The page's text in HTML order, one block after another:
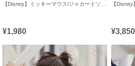
¥1,980
【
¥3,850
お気に入